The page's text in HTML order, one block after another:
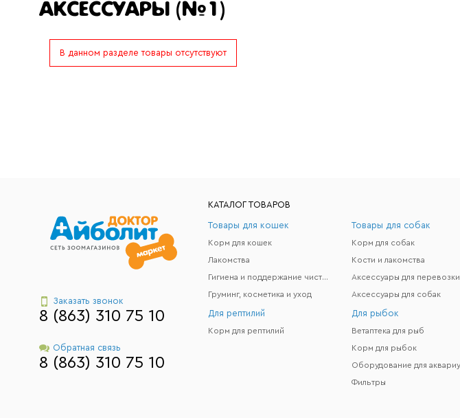
АКСЕССУАРЫ (№1)
В данном разделе товары отсутствуют
Заказать звонок
8 (863) 310 75 10
Обратная связь
8 (863) 310 75 10
КАТАЛОГ ТОВАРОВ
Товары для кошек
Корм для кошек
Лакомства
Гигиена и поддержание чистоты
Груминг, косметика и уход
Товары для собак
Корм для собак
Кости и лакомства
Аксессуары для перевозки
Аксессуары для собак
Для рептилий
Корм для рептилий
Для рыбок
Ветаптека для рыб
Корм для рыбок
Фильтры